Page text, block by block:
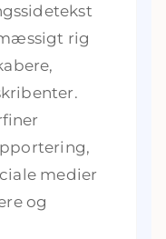
rig
medier
og